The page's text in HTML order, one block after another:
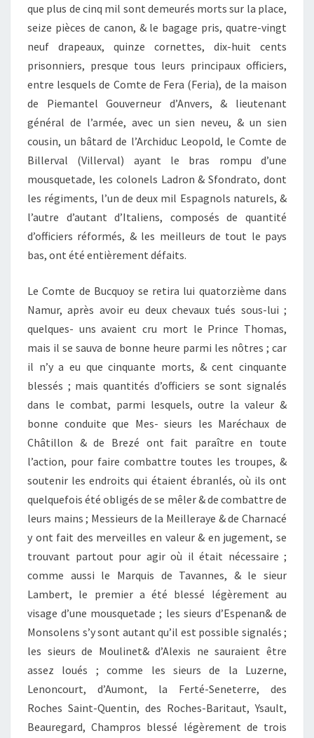
que plus de cinq mil sont demeurés morts sur la place,
seize pièces de canon, & le bagage pris, quatre-vingt
neuf drapeaux, quinze cornettes, dix-huit cents
prisonniers, presque tous leurs principaux officiers,
entre lesquels de Comte de Fera (Feria), de la maison
de Piemantel Gouverneur d’Anvers, & lieutenant
général de l’armée, avec un sien neveu, & un sien
cousin, un bâtard de l’Archiduc Leopold, le Comte de
Billerval (Villerval) ayant le bras rompu d’une
mousquetade, les colonels Ladron & Sfondrato, dont
les régiments, l’un de deux mil Espagnols naturels, &
l’autre d’autant d’Italiens, composés de quantité
d’officiers réformés, & les meilleurs de tout le pays
bas, ont été entièrement défaits.
Le Comte de Bucquoy se retira lui quatorzième dans
Namur, après avoir eu deux chevaux tués sous-lui ;
quelques- uns avaient cru mort le Prince Thomas,
mais il se sauva de bonne heure parmi les nôtres ; car
il n’y a eu que cinquante morts, & cent cinquante
blessés ; mais quantités d’officiers se sont signalés
dans le combat, parmi lesquels, outre la valeur &
bonne conduite que Mes- sieurs les Maréchaux de
Châtillon & de Brezé ont fait paraître en toute
l’action, pour faire combattre toutes les troupes, &
soutenir les endroits qui étaient ébranlés, où ils ont
quelquefois été obligés de se mêler & de combattre de
leurs mains ; Messieurs de la Meilleraye & de Charnacé
y ont fait des merveilles en valeur & en jugement, se
trouvant partout pour agir où il était nécessaire ;
comme aussi le Marquis de Tavannes, & le sieur
Lambert, le premier a été blessé légèrement au
visage d’une mousquetade ; les sieurs d’Espenan& de
Monsolens s’y sont autant qu’il est possible signalés ;
les sieurs de Moulinet& d’Alexis ne sauraient être
assez loués ; comme les sieurs de la Luzerne,
Lenoncourt, d’Aumont, la Ferté-Seneterre, des
Roches Saint-Quentin, des Roches-Baritaut, Ysault,
Beauregard, Champros blessé légèrement de trois